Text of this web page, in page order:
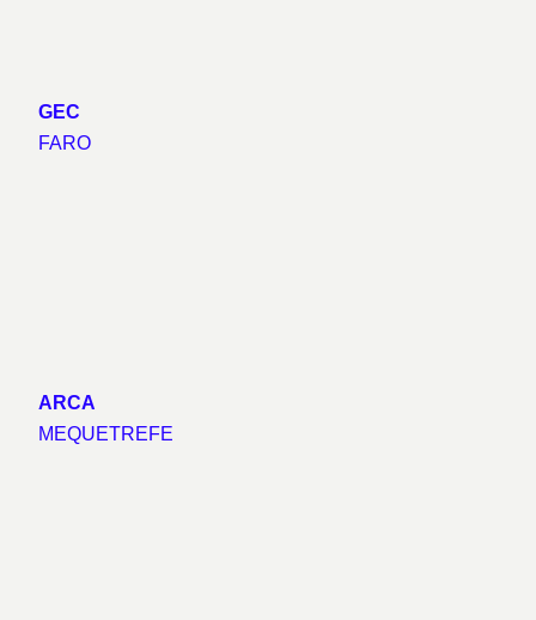
GEC
FARO
ARCA
MEQUETREFE